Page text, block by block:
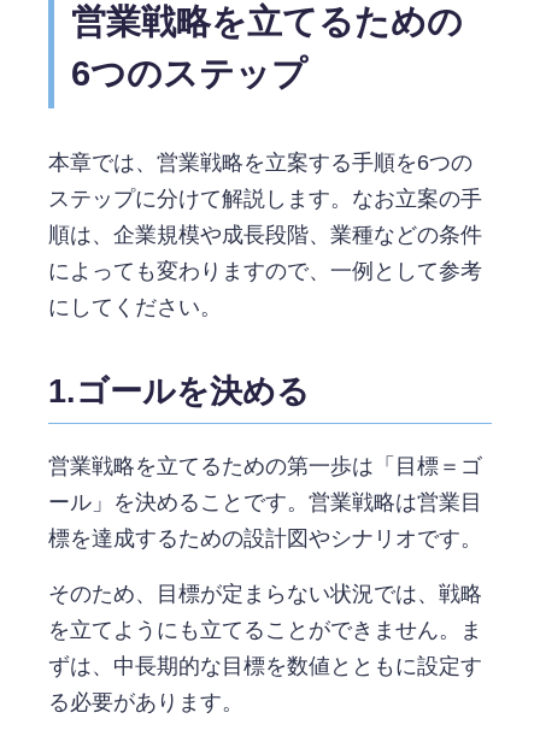
営業戦略を立てるための
6つのステップ
本章では、営業戦略を立案する手順を6つの
ステップに分けて解説します。なお立案の手
順は、企業規模や成長段階、業種などの条件
によっても変わりますので、一例として参考
にしてください。
1.ゴールを決める
営業戦略を立てるための第一歩は「目標＝ゴ
ール」を決めることです。営業戦略は営業目
標を達成するための設計図やシナリオです。
そのため、目標が定まらない状況では、戦略
を立てようにも立てることができません。ま
ずは、中長期的な目標を数値とともに設定す
る必要があります。